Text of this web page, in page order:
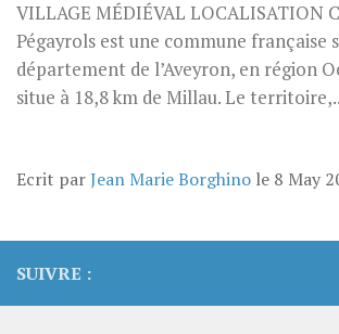
VILLAGE MÉDIÉVAL LOCALISATION
Pégayrols est une commune française
département de l’Aveyron, en région
situe à 18,8 km de Millau. Le
Ecrit parJean Marie Borghino le 8 May
SUIVRE :